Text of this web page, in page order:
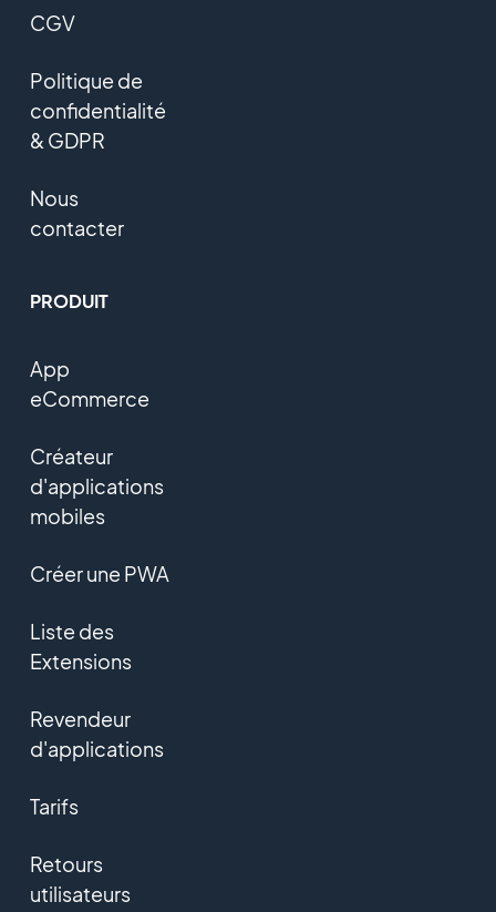
CGV
Politique de
confidentialité
& GDPR
Nous
contacter
PRODUIT
App
eCommerce
Créateur
d'applications
mobiles
Créer une PWA
Liste des
Extensions
Revendeur
d'applications
Tarifs
Retours
utilisateurs